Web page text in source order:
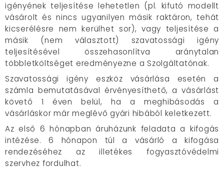
igényének teljesítése lehetetlen (pl. kifutó modellt
vásárolt és nincs ugyanilyen másik raktáron, tehát
kicserélésre nem kerülhet sor), vagy teljesítése a
másik (nem választott) szavatossági igény
teljesítésével összehasonlítva aránytalan
többletköltséget eredményezne a Szolgáltatónak.
Szavatossági igény eszköz vásárlása esetén a
számla bemutatásával érvényesíthető, a vásárlást
követő 1 éven belül, ha a meghibásodás a
vásárláskor már meglévő gyári hibából keletkezett.
Az első 6 hónapban áruházunk feladata a kifogás
intézése. 6 hónapon túl a vásárló a kifogása
rendezéséhez az illetékes fogyasztóvédelmi
szervhez fordulhat.